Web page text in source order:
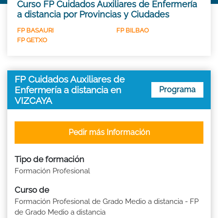
Curso FP Cuidados Auxiliares de Enfermería
a distancia por Provincias y Ciudades
FP BASAURI
FP BILBAO
FP GETXO
FP Cuidados Auxiliares de
Enfermería a distancia en
VIZCAYA
Programa
Tipo de formación
Formación Profesional
Curso de
Formación Profesional de Grado Medio a distancia - FP
de Grado Medio a distancia
Pedir más Información